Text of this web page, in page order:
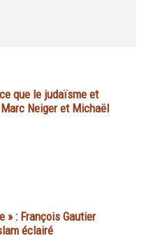
que le judaïsme et
Neiger et Michaël
» : François Gautier
éclairé